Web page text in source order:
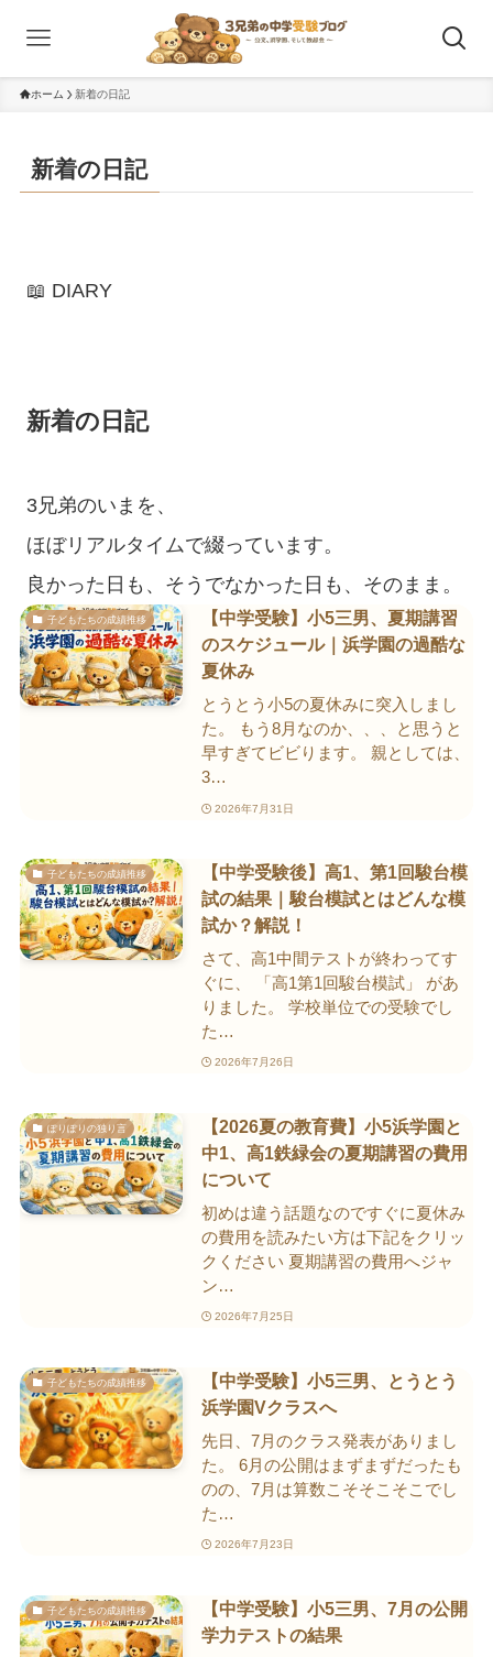
ホーム 新着の日記
新着の日記
📖 DIARY
新着の日記
3兄弟のいまを、
ほぼリアルタイムで綴っています。
良かった日も、 そうでなかった日も、 そのまま。
子どもたちの成績推移
【中学受験】小5三男、夏期講習
のスケジュール｜浜学園の過酷な
夏休み
とうとう小5の夏休みに突入しまし
た。 もう8月なのか、、、と思うと
早すぎてビビります。 親としては、
3…
2026年7月31日
子どもたちの成績推移
【中学受験後】高1、第1回駿台模
試の結果｜駿台模試とはどんな模
試か？解説！
さて、高1中間テストが終わってす
ぐに、 「高1第1回駿台模試」 があ
りました。 学校単位での受験でし
た…
2026年7月26日
ぽりぽりの独り言
【2026夏の教育費】小5浜学園と
中1、高1鉄緑会の夏期講習の費用
について
初めは違う話題なのですぐに夏休み
の費用を読みたい方は下記をクリッ
クください 夏期講習の費用へジャ
ン…
2026年7月25日
子どもたちの成績推移
【中学受験】小5三男、とうとう
浜学園Vクラスへ
先日、7月のクラス発表がありまし
た。 6月の公開はまずまずだったも
のの、7月は算数こそそこそこでし
た…
2026年7月23日
子どもたちの成績推移
【中学受験】小5三男、7月の公開
学力テストの結果